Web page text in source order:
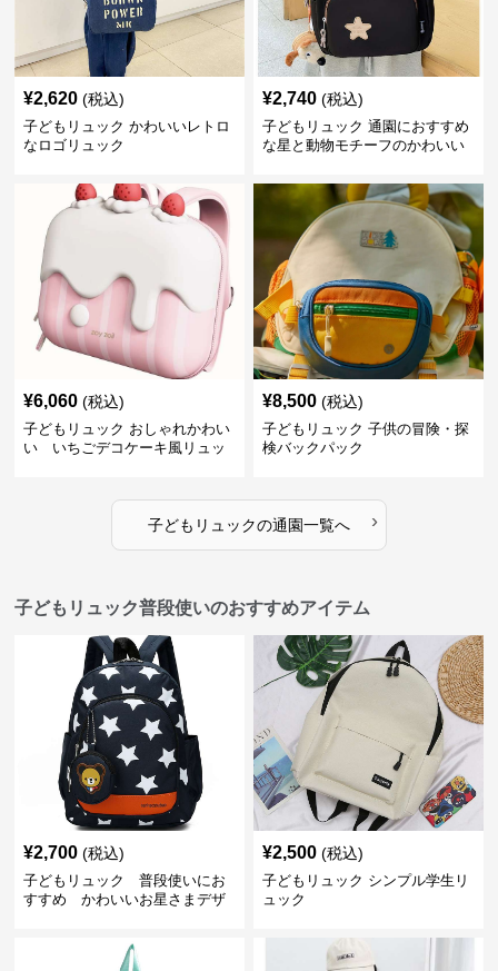
¥2,620 (税込)
子どもリュック かわいいレトロ
なロゴリュック
¥2,740 (税込)
子どもリュック 通園におすすめ
な星と動物モチーフのかわいい
¥6,060 (税込)
子どもリュック おしゃれかわい
い いちごデコケーキ風リュッ
¥8,500 (税込)
子どもリュック 子供の冒険・探
検バックパック
子どもリュックの通園一覧へ ›
子どもリュック普段使いのおすすめアイテム
¥2,700 (税込)
子どもリュック 普段使いにお
すすめ かわいいお星さまデザ
¥2,500 (税込)
子どもリュック シンプル学生リ
ュック